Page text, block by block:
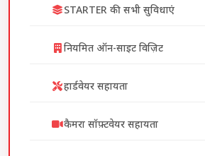
STARTER की सभी सुविधाएं
नियमित ऑन-साइट विज़िट
हार्डवेयर सहायता
कैमरा सॉफ़्टवेयर सहायता